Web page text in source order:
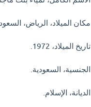
مكان الميلاد، الرياض،
تاريخ الميلاد، 1972.
الجنسية، السعودية.
الديانة، الإسلام.